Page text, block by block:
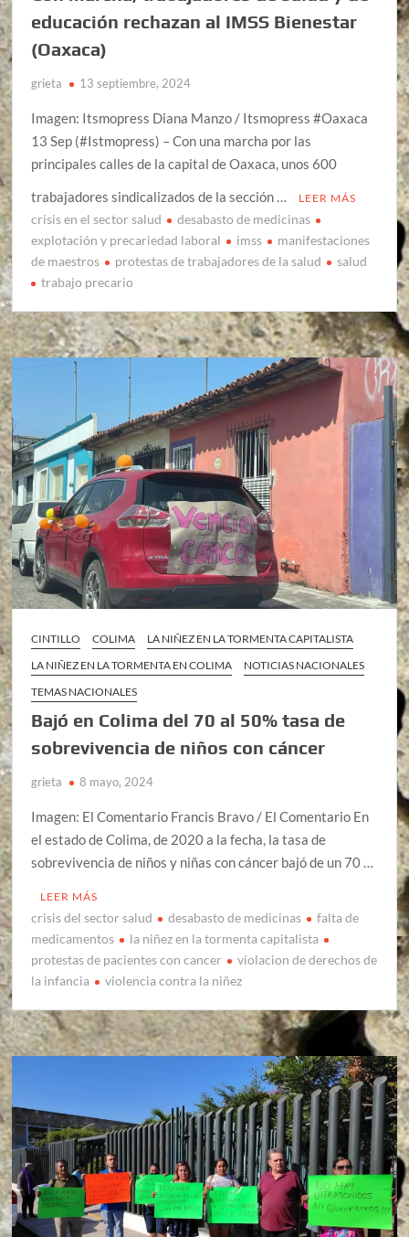
educación rechazan al IMSS Bienestar
(Oaxaca)
grieta 13 septiembre, 2024
Imagen: Itsmopress Diana Manzo / Itsmopress #Oaxaca
13 Sep (#Istmopress) – Con una marcha por las
principales calles de la capital de Oaxaca, unos 600
trabajadores sindicalizados de la sección …
LEER MÁS
crisis en el sector salud
desabasto de medicinas
explotación y precariedad laboral
imss
manifestaciones
de maestros
protestas de trabajadores de la salud
salud
trabajo precario
CINTILLO COLIMA
LA NIÑEZ EN LA TORMENTA CAPITALISTA
LA NIÑEZ EN LA TORMENTA EN COLIMA
NOTICIAS NACIONALES
TEMAS NACIONALES
Bajó en Colima del 70 al 50% tasa de
sobrevivencia de niños con cáncer
grieta 8 mayo, 2024
Imagen: El Comentario Francis Bravo / El Comentario En
el estado de Colima, de 2020 a la fecha, la tasa de
sobrevivencia de niños y niñas con cáncer bajó de un 70 …
LEER MÁS
crisis del sector salud desabasto de medicinas
falta de
medicamentos
la niñez en la tormenta capitalista
protestas de pacientes con cancer
violacion de derechos de
la infancia
violencia contra la niñez